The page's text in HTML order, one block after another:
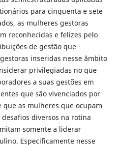
para cinquenta e sete
as mulheres gestoras
reconhecidas e felizes pelo
de gestão que
inseridas nesse âmbito
privilegiadas no que
a suas gestões em
que são vivenciados por
que as mulheres que ocupam
diversos na rotina
somente a liderar
Especificamente nesse